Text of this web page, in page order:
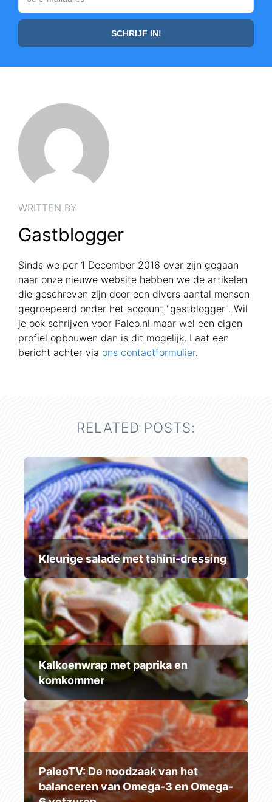
WRITTEN BY
Gastblogger
Sinds we per 1 December 2016 over zijn gegaan
naar onze nieuwe website hebben we de artikelen
die geschreven zijn door een divers aantal mensen
gegroepeerd onder het account "gastblogger". Wil
je ook schrijven voor Paleo.nl maar wel een eigen
profiel opbouwen dan is dit mogelijk. Laat een
bericht achter via ons contactformulier.
RELATED POSTS:
Kleurige salade met tahini-dressing
Kalkoenwrap met paprika en
komkommer
PaleoTV: De noodzaak van het
balanceren van Omega-3 en Omega-